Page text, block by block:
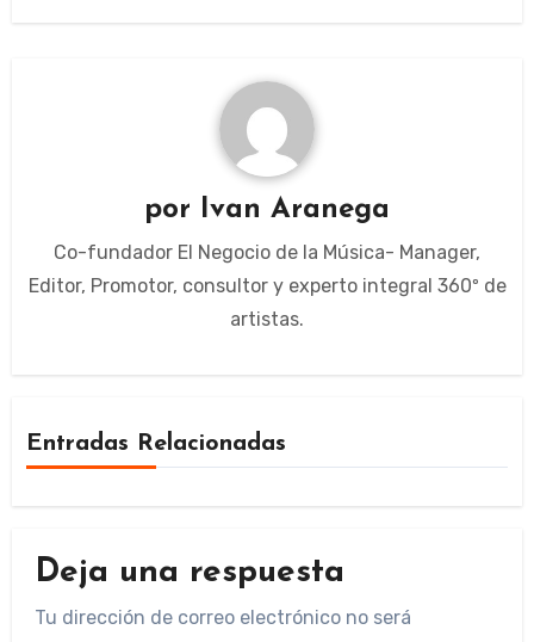
por Ivan Aranega
Co-fundador El Negocio de la Música- Manager,
Editor, Promotor, consultor y experto integral 360º de
artistas.
Entradas Relacionadas
Deja una respuesta
Tu dirección de correo electrónico no será